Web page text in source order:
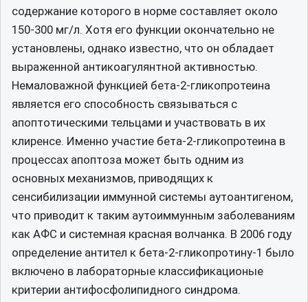
содержание которого в норме составляет около
150-300 мг/л. Хотя его функции окончательно не
установлены, однако известно, что он обладает
выраженной антикоагулянтной активностью.
Немаловажной функцией бета-2-гликопротеина
является его способность связываться с
апоптотическими тельцами и участвовать в их
клиренсе. Именно участие бета-2-гликопротеина в
процессах апоптоза может быть одним из
основных механизмов, приводящих к
сенсибилизации иммунной системы аутоантигеном,
что приводит к таким аутоиммунным заболеваниям
как АФС и системная красная волчанка. В 2006 году
определение антител к бета-2-гликопротину-1 было
включено в лабораторные классификационые
критерии антифосфолипидного синдрома.